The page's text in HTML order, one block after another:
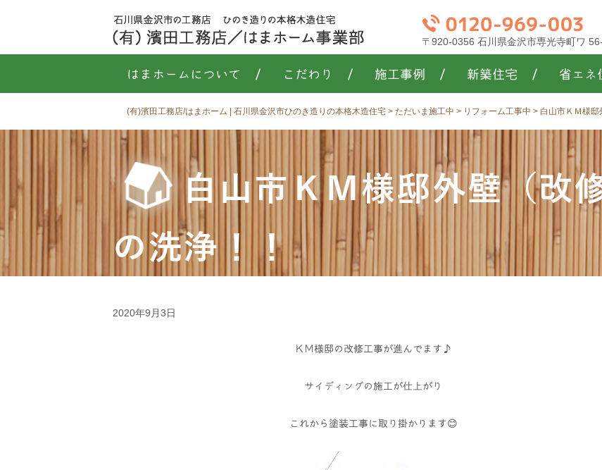
〒920-0356 石川県金沢市専光寺町ワ
はまホームについて / こだわり / 施工事例 / 新築住宅 / 省エネ
(有)濱田工務店/はまホーム | 石川県金沢市ひのき造りの本格木造住宅 > ただいま施工中 > リフォーム工事中 > 白山市ＫＭ様邸
白山市ＫＭ様邸外壁（改
の洗浄！！
2020年9月3日
ＫＭ様邸の改修工事が進んでます♪
サイディングの施工が仕上がり
これから塗装工事に取り掛かります😊